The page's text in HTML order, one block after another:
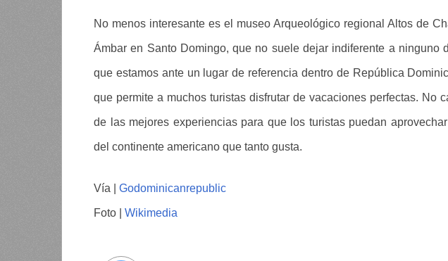
No menos interesante es el museo Arqueológico regional Altos de
Ámbar en Santo Domingo, que no suele dejar indiferente a ninguno
que estamos ante un lugar de referencia dentro de República
que permite a muchos turistas disfrutar de vacaciones perfectas. No
de las mejores experiencias para que los turistas puedan
del continente americano que tanto gusta.
Vía | Godominicanrepublic
Foto | Wikimedia